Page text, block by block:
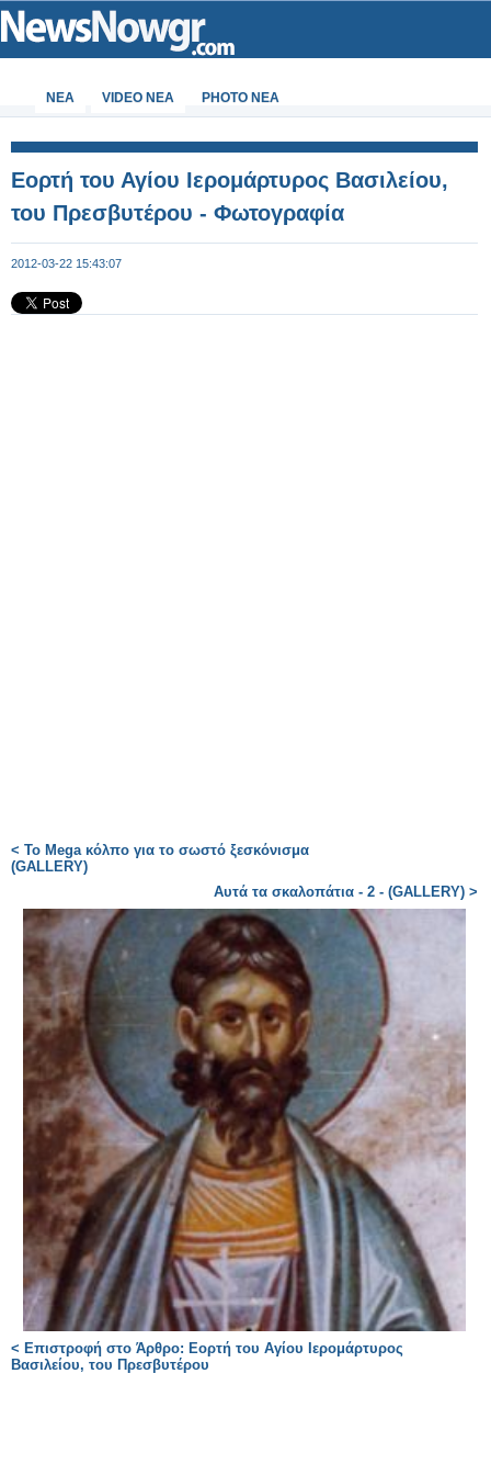
ΝΕΑ VIDEO NEA PHOTO NEA
Εορτή του Αγίου Ιερομάρτυρος Βασιλείου,
του Πρεσβυτέρου - Φωτογραφία
2012-03-22 15:43:07
< Το Mega κόλπο για το σωστό ξεσκόνισμα
(GALLERY)
Αυτά τα σκαλοπάτια - 2 - (GALLERY) >
< Επιστροφή στο Άρθρο: Εορτή του Αγίου Ιερομάρτυρος
Βασιλείου, του Πρεσβυτέρου